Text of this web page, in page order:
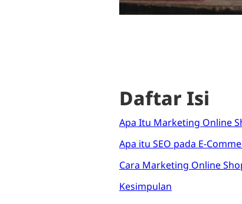
Daftar Isi
Apa Itu Marketing Online
Apa itu SEO pada E-
Cara Marketing Online
Kesimpulan